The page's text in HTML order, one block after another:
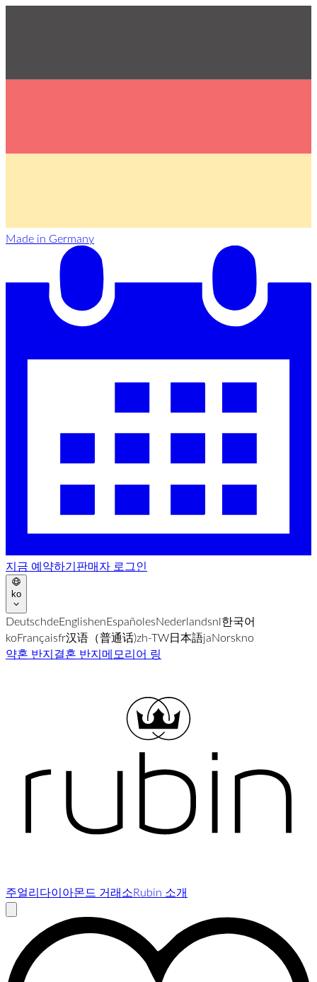
Made in Germany
지금 예약하기판매자 로그인
ko
DeutschdeEnglishenEspañolesNederlandsnl한국어
koFrançaisfr汉语（普通话)zh-TW日本語jaNorskno
약혼 반지결혼 반지메모리어 링
주얼리다이아몬드 거래소Rubin 소개